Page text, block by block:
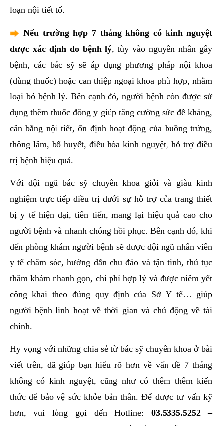
loạn nội tiết tố.
Nếu trường hợp 7 tháng không có kinh nguyệt
được xác định do bệnh lý, tùy vào nguyên nhân gây
bệnh, các bác sỹ sẽ áp dụng phương pháp nội khoa
(dùng thuốc) hoặc can thiệp ngoại khoa phù hợp, nhằm
loại bỏ bệnh lý. Bên cạnh đó, người bệnh còn được sử
dụng thêm thuốc đông y giúp tăng cường sức đề kháng,
cân bằng nội tiết, ổn định hoạt động của buồng trứng,
thông lâm, bổ huyết, điều hòa kinh nguyệt, hỗ trợ điều
trị bệnh hiệu quả.
Với đội ngũ bác sỹ chuyên khoa giỏi và giàu kinh
nghiệm trực tiếp điều trị dưới sự hỗ trợ của trang thiết
bị y tế hiện đại, tiên tiến, mang lại hiệu quả cao cho
người bệnh và nhanh chóng hồi phục. Bên cạnh đó, khi
đến phòng khám người bệnh sẽ được đội ngũ nhân viên
y tế chăm sóc, hướng dẫn chu đáo và tận tình, thủ tục
thăm khám nhanh gọn, chi phí hợp lý và được niêm yết
công khai theo đúng quy định của Sở Y tế… giúp
người bệnh linh hoạt về thời gian và chủ động về tài
chính.
Hy vọng với những chia sẻ từ bác sỹ chuyên khoa ở bài
viết trên, đã giúp bạn hiểu rõ hơn về vấn đề 7 tháng
không có kinh nguyệt, cũng như có thêm thêm kiến
thức để bảo vệ sức khỏe bản thân. Để được tư vấn kỹ
hơn, vui lòng gọi đến Hotline: 03.5335.5252–